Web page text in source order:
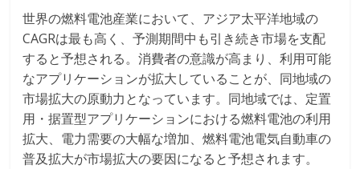
世界の燃料電池産業において、アジア太平洋地域の
CAGRは最も高く、予測期間中も引き続き市場を支配
すると予想される。消費者の意識が高まり、利用可能
なアプリケーションが拡大していることが、同地域の
市場拡大の原動力となっています。同地域では、定置
用・据置型アプリケーションにおける燃料電池の利用
拡大、電力需要の大幅な増加、燃料電池電気自動車の
普及拡大が市場拡大の要因になると予想されます。